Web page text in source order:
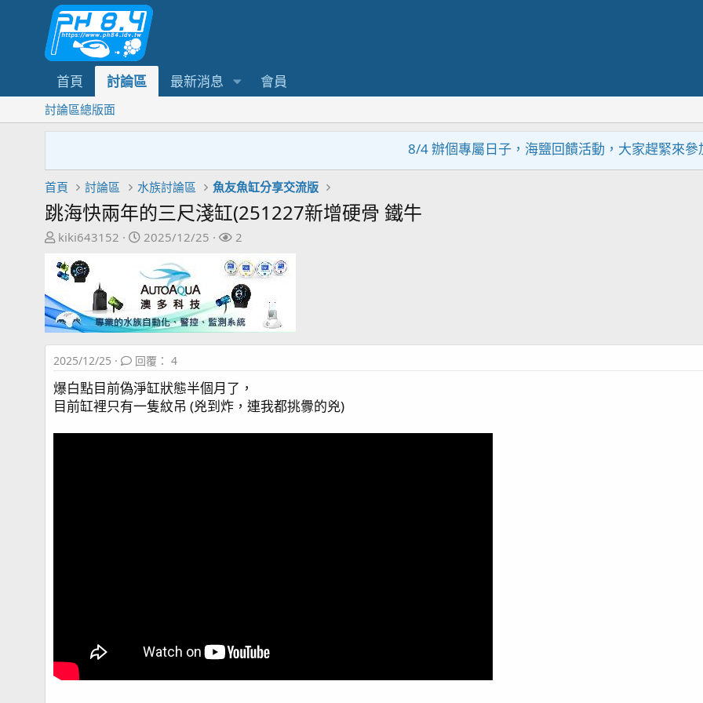
首頁 討論區 最新消息 會員
討論區總版面
8/4 辦個專屬日子，海鹽回饋活動，大家趕緊來參加
首頁 討論區 水族討論區 魚友魚缸分享交流版
跳海快兩年的三尺淺缸(251227新增硬骨 鐵牛
主
發
起
人
kiki643152
開
日
期
2025/12/25
關
者
2
2025/12/25 回覆： 4
爆白點目前偽淨缸狀態半個月了，
目前缸裡只有一隻紋吊 (兇到炸，連我都挑釁的兇)